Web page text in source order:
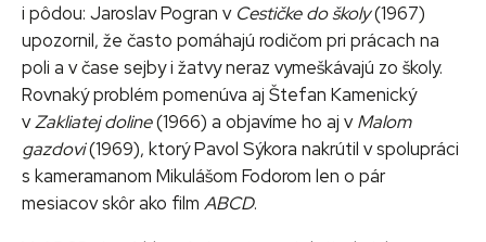
i pôdou: Jaroslav Pogran v Cestičke do školy(1967)
upozornil, že často pomáhajú rodičom pri prácach na
poli a v čase sejby i žatvy neraz vymeškávajú zo školy.
Rovnaký problém pomenúva aj Štefan Kamenický
vZakliatej doline(1966) a objavíme ho aj vMalom
gazdovi(1969), ktorý Pavol Sýkora nakrútil v spolupráci
s kameramanom Mikulášom Fodorom len o pár
mesiacov skôr ako film ABCD.